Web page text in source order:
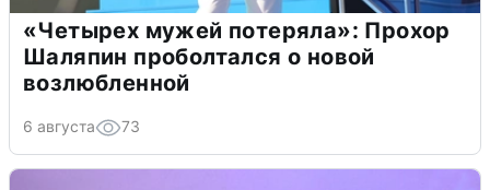
«Четырех мужей потеряла»: Прохор
Шаляпин проболтался о новой
возлюбленной
6 августа 73